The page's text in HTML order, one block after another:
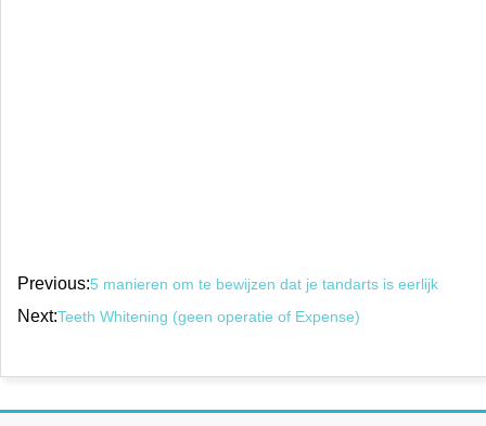
Previous:5 manieren om te bewijzen dat je tandarts is eerlijk
Next:Teeth Whitening (geen operatie of Expense)